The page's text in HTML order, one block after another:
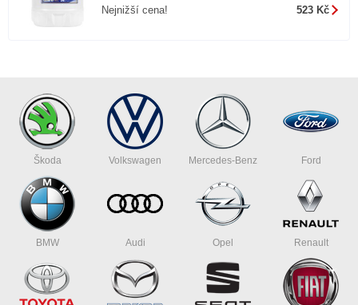
Nejnižší cena! 523 Kč
Škoda Volkswagen Mercedes-Benz Ford
BMW Audi Opel Renault